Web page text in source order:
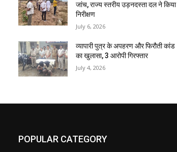
जांच, राज्य स्तरीय उड़नदस्ता दल ने किया
निरीक्षण
July 6, 2026
व्यापारी पुत्र के अपहरण और फिरौती कांड
का खुलासा, 3 आरोपी गिरफ्तार
July 4, 2026
POPULAR CATEGORY